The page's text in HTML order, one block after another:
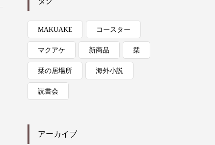
MAKUAKE コースター
マクアケ 新商品 栞
栞の居場所 海外小説
読書会
アーカイブ